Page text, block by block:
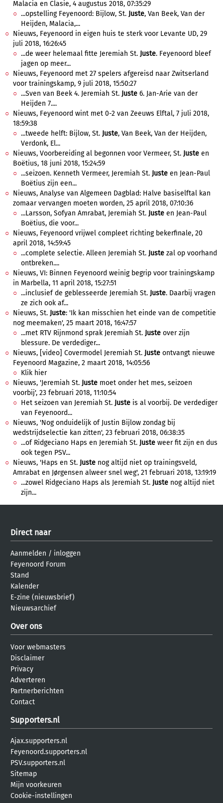
Malacia en Clasie, 4 augustus 2018, 07:35:29
...opstelling Feyenoord: Bijlow, St. Juste, Van Beek, Van der
Heijden, Malacia,...
Nieuws, Feyenoord in eigen huis te sterk voor Levante UD, 29
juli 2018, 16:26:45
...de weer helemaal fitte Jeremiah St. Juste. Feyenoord bleef
jagen op meer...
Nieuws, Feyenoord met 27 spelers afgereisd naar Zwitserland
voor trainingskamp, 9 juli 2018, 15:50:27
...Sven van Beek 4. Jeremiah St. Juste 6. Jan-Arie van der
Heijden 7....
Nieuws, Feyenoord wint met 0-2 van Zeeuws Elftal, 7 juli 2018,
18:59:38
...tweede helft: Bijlow, St. Juste, Van Beek, Van der Heijden,
Verdonk, El...
Nieuws, Voorbereiding al begonnen voor Vermeer, St. Juste en
Boëtius, 18 juni 2018, 15:24:59
...seizoen. Kenneth Vermeer, Jeremiah St. Juste en Jean-Paul
Boëtius zijn een...
Nieuws, Analyse van Algemeen Dagblad: Halve basiselftal kan
zomaar vervangen moeten worden, 25 april 2018, 07:10:36
...Larsson, Sofyan Amrabat, Jeremiah St. Juste en Jean-Paul
Boëtius, die voor...
Nieuws, Feyenoord vrijwel compleet richting bekerfinale, 20
april 2018, 14:59:45
...complete selectie. Alleen Jeremiah St. Juste zal op voorhand
ontbreken....
Nieuws, VI: Binnen Feyenoord weinig begrip voor trainingskamp
in Marbella, 11 april 2018, 15:27:51
...inclusief de geblesseerde Jeremiah St. Juste. Daarbij vragen
ze zich ook af...
Nieuws, St. Juste: 'Ik kan misschien het einde van de competitie
nog meemaken', 25 maart 2018, 16:47:57
...met RTV Rijnmond sprak Jeremiah St. Juste over zijn
blessure. De verdediger...
Nieuws, [video] Covermodel Jeremiah St. Juste ontvangt nieuwe
Feyenoord Magazine, 2 maart 2018, 14:05:56
Klik hier
Nieuws, 'Jeremiah St. Juste moet onder het mes, seizoen
voorbij', 23 februari 2018, 11:10:54
Het seizoen van Jeremiah St. Juste is al voorbij. De verdediger
van Feyenoord...
Nieuws, 'Nog onduidelijk of Justin Bijlow zondag bij
wedstrijdselectie kan zitten', 23 februari 2018, 06:38:35
...of Ridgeciano Haps en Jeremiah St. Juste weer fit zijn en dus
ook tegen PSV...
Nieuws, 'Haps en St. Juste nog altijd niet op trainingsveld,
Amrabat en Jørgensen alweer snel weg', 21 februari 2018, 13:19:19
...zowel Ridgeciano Haps als Jeremiah St. Juste nog altijd niet
zijn...
Direct naar
Aanmelden / inloggen
Feyenoord Forum
Stand
Kalender
E-zine (nieuwsbrief)
Nieuwsarchief
Over ons
Voor webmasters
Disclaimer
Privacy
Adverteren
Partnerberichten
Contact
Supporters.nl
Ajax.supporters.nl
Feyenoord.supporters.nl
PSV.supporters.nl
Sitemap
Mijn voorkeuren
Cookie-instellingen